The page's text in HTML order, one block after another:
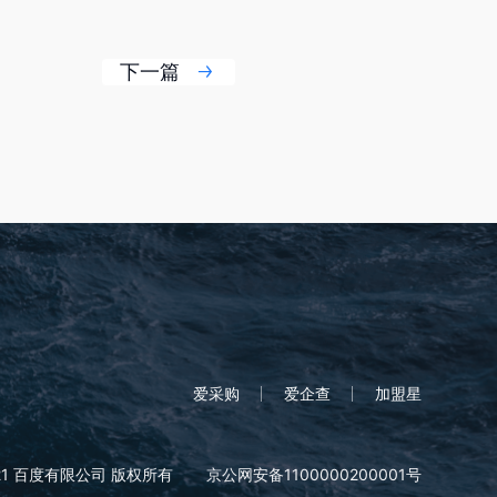
下一篇
爱采购 爱企查 加盟星
百度有限公司 版权所有 京公网安备1100000200001号